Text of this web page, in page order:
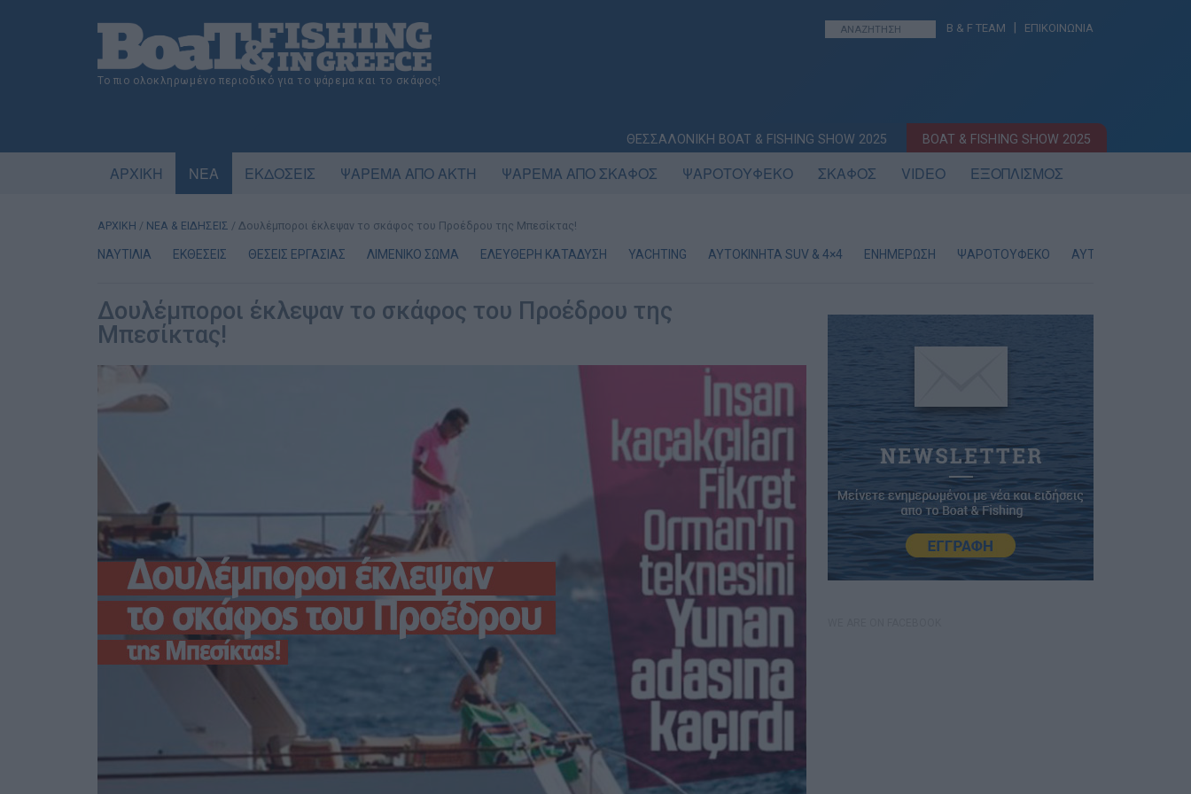
Το πιο ολοκληρωμένο περιοδικό για το ψάρεμα και το σκάφος!
B & F TEAM ΕΠΙΚΟΙΝΩΝΙΑ
ΘΕΣΣΑΛΟΝΙΚΗ BOAT & FISHING SHOW 2025 BOAT & FISHING SHOW 2025
ΑΡΧΙΚΗ ΝΕΑ ΕΚΔΟΣΕΙΣ ΨΑΡΕΜΑ ΑΠΟ ΑΚΤΗ ΨΑΡΕΜΑ ΑΠΟ ΣΚΑΦΟΣ ΨΑΡΟΤΟΥΦΕΚΟ ΣΚΑΦΟΣ VIDEO ΕΞΟΠΛΙΣΜΟΣ
ΑΡΧΙΚΗ / ΝΕΑ & ΕΙΔΗΣΕΙΣ / Δουλέμποροι έκλεψαν το σκάφος του Προέδρου της Μπεσίκτας!
ΝΑΥΤΙΛΙΑ ΕΚΘΕΣΕΙΣ ΘΕΣΕΙΣ ΕΡΓΑΣΙΑΣ ΛΙΜΕΝΙΚΟ ΣΩΜΑ ΕΛΕΥΘΕΡΗ ΚΑΤΑΔΥΣΗ YACHTING AYTOKINHTA SUV & 4×4 ΕΝΗΜΕΡΩΣΗ ΨΑΡΟΤΟΥΦΕΚΟ ΑΥΤΟΝΟΜΗ
Δουλέμποροι έκλεψαν το σκάφος του Προέδρου της
Μπεσίκτας!